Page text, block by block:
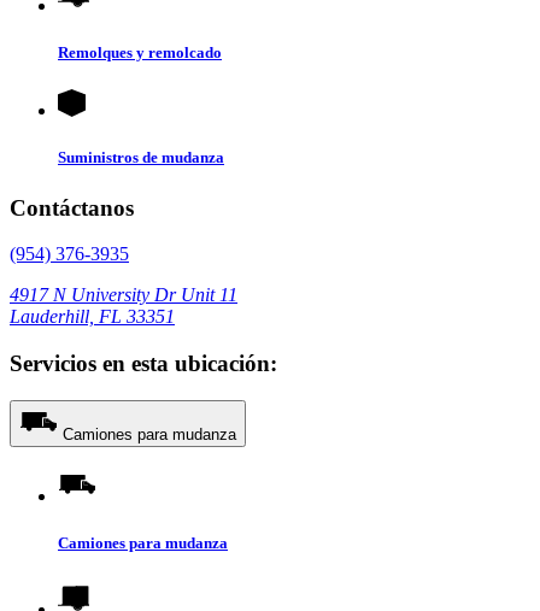
Remolques y remolcado
Suministros de mudanza
Contáctanos
(954) 376-3935
4917 N University Dr Unit 11
Lauderhill, FL 33351
Servicios en esta ubicación:
Camiones para mudanza
Camiones para mudanza